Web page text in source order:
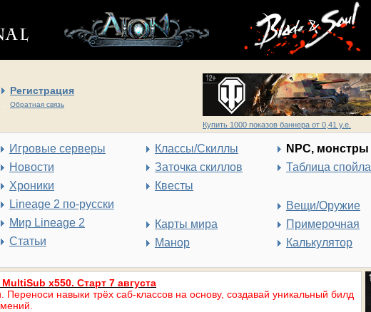
Регистрация
Обратная связь
Купить 1000 показов баннера от 0,41 у.е.
Игровые серверы
Новости
Хроники
Lineage 2 по-русски
Мир Lineage 2
Статьи
Классы/Скиллы
Заточка скиллов
Квесты
Карты мира
Манор
NPC, монстры
Таблица спойла
Вещи/Оружие
Примерочная
Калькулятор
x550. Старт 7 августа
навыки трёх саб-классов на основу, создавай уникальный билд